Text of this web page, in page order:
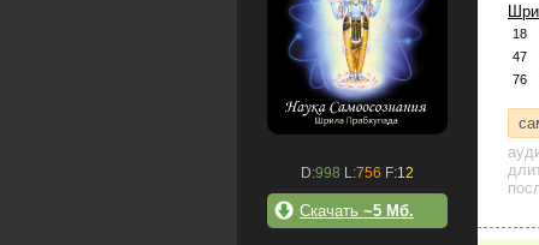
D:998 L:756 F:12
Скачать ~5 Мб.
18
47
76